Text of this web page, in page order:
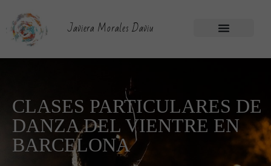
Javiera Morales Daviu
CLASES PARTICULARES DE
DANZA DEL VIENTRE EN
BARCELONA